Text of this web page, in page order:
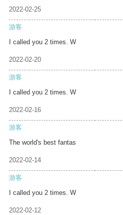
2022-02-25
游客
I called you 2 times. W
2022-02-20
游客
I called you 2 times. W
2022-02-16
游客
The world's best fantas
2022-02-14
游客
I called you 2 times. W
2022-02-12